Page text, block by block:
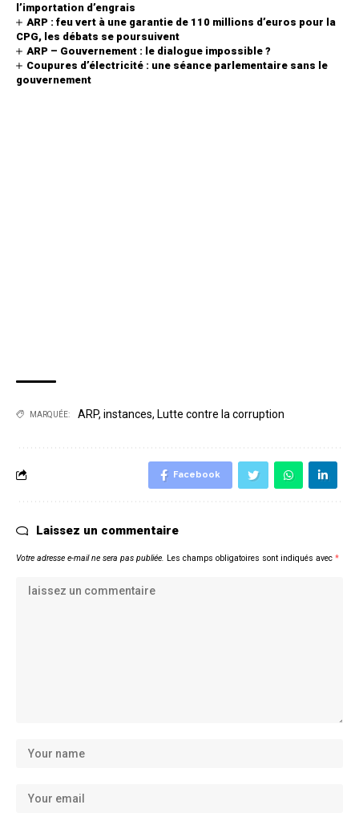
l’importation d’engrais
ARP : feu vert à une garantie de 110 millions d’euros pour la
CPG, les débats se poursuivent
ARP – Gouvernement : le dialogue impossible ?
Coupures d’électricité : une séance parlementaire sans le
gouvernement
MARQUÉE: ARP, instances, Lutte contre la corruption
Facebook
Laissez un commentaire
Votre adresse e-mail ne sera pas publiée. Les champs obligatoires sont indiqués avec *